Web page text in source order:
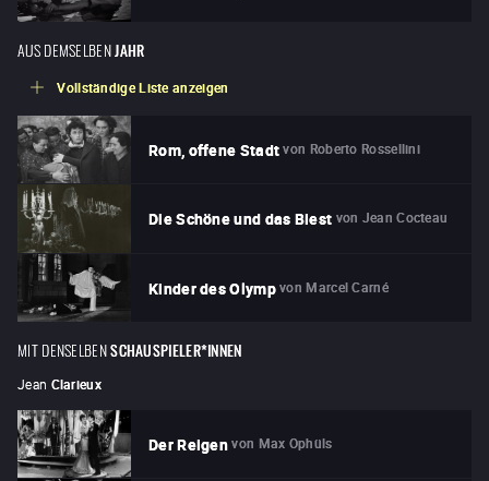
AUS DEMSELBENJAHR
Vollständige Liste anzeigen
Rom, offene Stadt von Roberto Rossellini
Die Schöne und das Biest von Jean Cocteau
Kinder des Olymp von Marcel Carné
MIT DENSELBENSCHAUSPIELER*INNEN
Jean Clarieux
Der Reigen von Max Ophüls